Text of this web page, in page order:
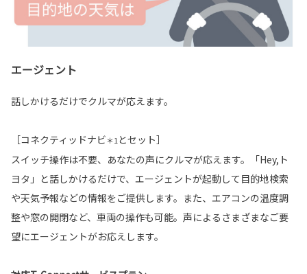
エージェント
話しかけるだけでクルマが応えます。
［コネクティッドナビ＊1 とセット］
スイッチ操作は不要、あなたの声にクルマが応えます。「Hey,ト
ヨタ」と話しかけるだけで、エージェントが起動して目的地検索
や天気予報などの情報をご提供します。また、エアコンの温度調
整や窓の開閉など、車両の操作も可能。声によるさまざまなご要
望にエージェントがお応えします。